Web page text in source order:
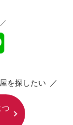
／
を探したい ／